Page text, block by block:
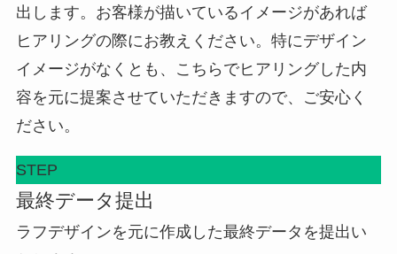
出します。お客様が描いているイメージがあれば
ヒアリングの際にお教えください。特にデザイン
イメージがなくとも、こちらでヒアリングした内
容を元に提案させていただきますので、ご安心く
ださい。
STEP
最終データ提出
ラフデザインを元に作成した最終データを提出い